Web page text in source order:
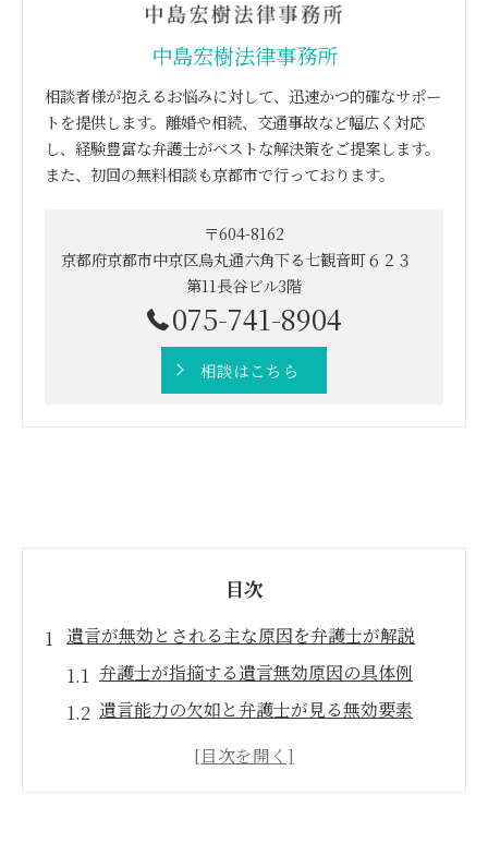
中島宏樹法律事務所
相談者様が抱えるお悩みに対して、迅速かつ的確なサポー
トを提供します。離婚や相続、交通事故など幅広く対応
し、経験豊富な弁護士がベストな解決策をご提案します。
また、初回の無料相談も京都市で行っております。
〒604-8162
京都府京都市中京区烏丸通六角下る七観音町６２３
第11長谷ビル3階
075-741-8904
相談はこちら
目次
遺言が無効とされる主な原因を弁護士が解説
弁護士が指摘する遺言無効原因の具体例
遺言能力の欠如と弁護士が見る無効要素
方式違反が招く遺言の無効性を弁護士が解